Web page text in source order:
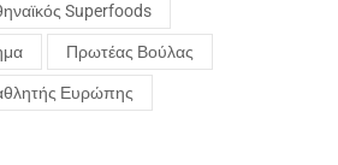
Superfoods
Πρωτέας Βούλας
Ευρώπης